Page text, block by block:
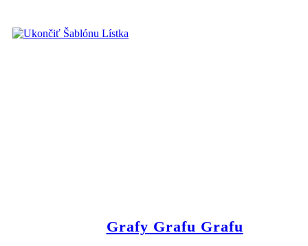
Grafy Grafu Grafu